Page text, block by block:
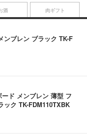
ンブレン ブラック TK-F
ド メンブレン 薄型 フ
ック TK-FDM110TXBK
酒 肉ギフト